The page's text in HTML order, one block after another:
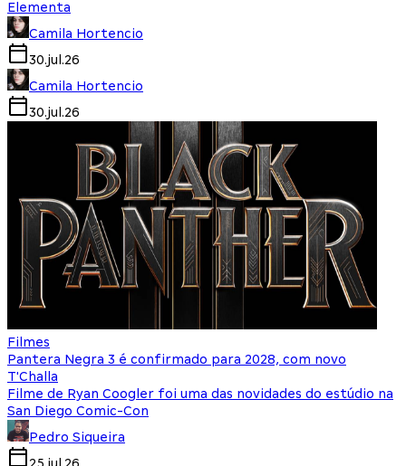
Elementa
Camila Hortencio
30.jul.26
Camila Hortencio
30.jul.26
Filmes
Pantera Negra 3 é confirmado para 2028, com novo
T'Challa
Filme de Ryan Coogler foi uma das novidades do estúdio na
San Diego Comic-Con
Pedro Siqueira
25.jul.26